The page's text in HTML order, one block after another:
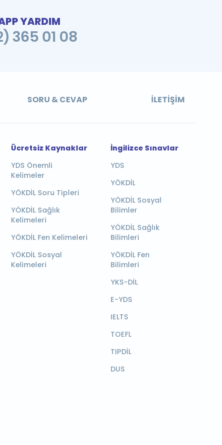
YARDIM
365 01 08
SORU & CEVAP İLETIŞIM
Ücretsiz Kaynaklar
YDS Önemli
Kelimeler
YÖKDİL Soru Tipleri
YÖKDİL Sağlık
Kelimeleri
YÖKDİL Fen Kelimeleri
YÖKDİL Sosyal
Kelimeleri
İngilizce Sınavlar
YDS
YÖKDİL
YÖKDİL Sosyal
Bilimler
YÖKDİL Sağlık
Bilimleri
YÖKDİL Fen
Bilimleri
YKS-DİL
E-YDS
IELTS
TOEFL
TIPDİL
DUS